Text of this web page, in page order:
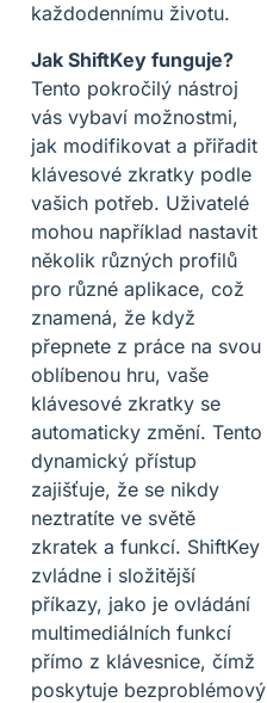
každodennímu životu.
Jak ShiftKey funguje?
Tento pokročilý nástroj
vás vybaví možnostmi,
jak modifikovat a přiřadit
klávesové zkratky podle
vašich potřeb. Uživatelé
mohou například nastavit
několik různých profilů
pro různé aplikace, což
znamená, že když
přepnete z práce na svou
oblíbenou hru, vaše
klávesové zkratky se
automaticky změní. Tento
dynamický přístup
zajišťuje, že se nikdy
neztratíte ve světě
zkratek a funkcí. ShiftKey
zvládne i složitější
příkazy, jako je ovládání
multimediálních funkcí
přímo z klávesnice, čímž
poskytuje bezproblémový